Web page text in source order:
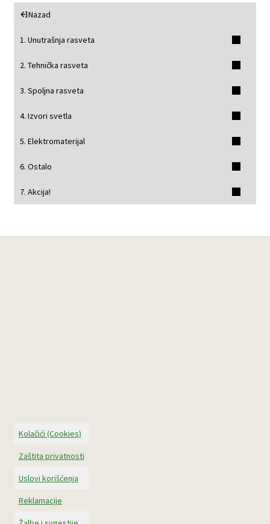
Nazad
1. Unutrašnja rasveta
2. Tehnička rasveta
3. Spoljna rasveta
4. Izvori svetla
5. Elektromaterijal
6. Ostalo
7. Akcija!
Kolačići (Cookies)
Zaštita privatnosti
Uslovi korišćenja
Reklamacije